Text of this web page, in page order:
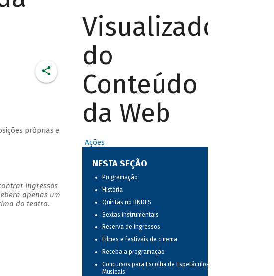
próprias e
ingressos
apenas um
do teatro.
Visualizador
do
Conteúdo
da Web
Ações
NESTA SEÇÃO
Programação
História
Quintas no BNDES
Sextas instrumentais
Reserva de ingressos
Filmes e festivais de cinema
Receba a programação
Concursos para Escolha de Espetáculos
Musicais